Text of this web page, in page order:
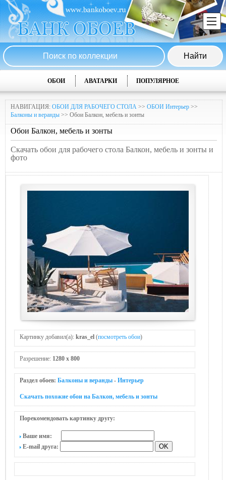
ОБОИ АВАТАРКИ ПОПУЛЯРНОЕ
НАВИГАЦИЯ: ОБОИ ДЛЯ РАБОЧЕГО СТОЛА >> ОБОИ Интерьер >>
Балконы и веранды >> Обои Балкон, мебель и зонты
Обои Балкон, мебель и зонты
Скачать обои для рабочего стола Балкон, мебель и зонты и
фото
Картинку добавил(а): kras_el (посмотреть обои)
Разрешение: 1280 x 800
Раздел обоев: Балконы и веранды - Интерьер
Скачать похожие обои на Балкон, мебель и зонты
Порекомендовать картинку другу:
Ваше имя:
E-mail друга: